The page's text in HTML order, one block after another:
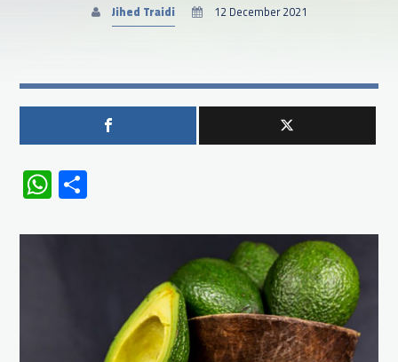
Jihed Traidi 12 December 2021
WhatsApp